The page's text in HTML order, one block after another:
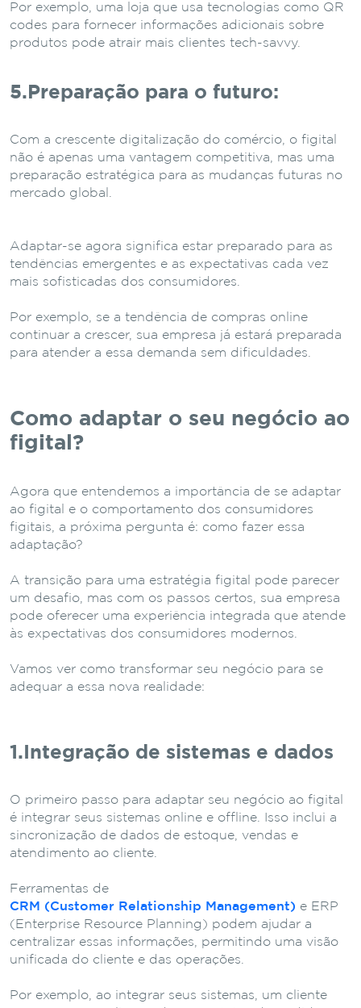
Por exemplo, uma loja que usa tecnologias como QR
codes para fornecer informações adicionais sobre
produtos pode atrair mais clientes tech-savvy.
5.Preparação para o futuro:
Com a crescente digitalização do comércio, o figital
não é apenas uma vantagem competitiva, mas uma
preparação estratégica para as mudanças futuras no
mercado global.
Adaptar-se agora significa estar preparado para as
tendências emergentes e as expectativas cada vez
mais sofisticadas dos consumidores.
Por exemplo, se a tendência de compras online
continuar a crescer, sua empresa já estará preparada
para atender a essa demanda sem dificuldades.
Como adaptar o seu negócio ao
figital?
Agora que entendemos a importância de se adaptar
ao figital e o comportamento dos consumidores
figitais, a próxima pergunta é: como fazer essa
adaptação?
A transição para uma estratégia figital pode parecer
um desafio, mas com os passos certos, sua empresa
pode oferecer uma experiência integrada que atende
às expectativas dos consumidores modernos.
Vamos ver como transformar seu negócio para se
adequar a essa nova realidade:
1.Integração de sistemas e dados
O primeiro passo para adaptar seu negócio ao figital
é integrar seus sistemas online e offline. Isso inclui a
sincronização de dados de estoque, vendas e
atendimento ao cliente.
Ferramentas de
CRM (Customer Relationship Management) e ERP
(Enterprise Resource Planning) podem ajudar a
centralizar essas informações, permitindo uma visão
unificada do cliente e das operações.
Por exemplo, ao integrar seus sistemas, um cliente